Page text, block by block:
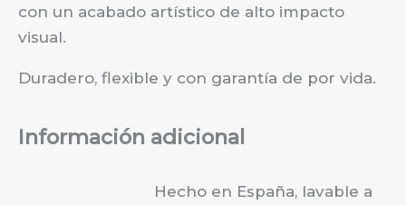
con un acabado artístico de alto impacto
visual.
Duradero, flexible y con garantía de por vida.
Información adicional
Hecho en España, lavable a